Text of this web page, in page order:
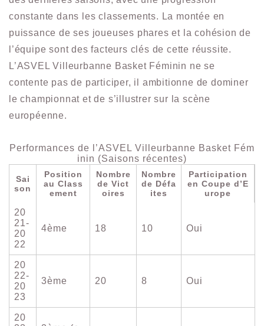
constante dans les classements. La montée en
puissance de ses joueuses phares et la cohésion de
l’équipe sont des facteurs clés de cette réussite.
L’ASVEL Villeurbanne Basket Féminin ne se
contente pas de participer, il ambitionne de dominer
le championnat et de s’illustrer sur la scène
européenne.
Performances de l’ASVEL Villeurbanne Basket Fém
inin (Saisons récentes)
Sai
son
Position
au Class
ement
Nombre
de Vict
oires
Nombre
de Défa
ites
Participation
en Coupe d’E
urope
20
21-
20
22
4ème 18 10 Oui
20
22-
20
23
3ème 20 8 Oui
20